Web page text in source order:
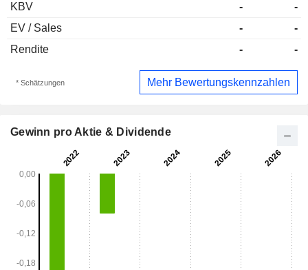
KBV
-
-
EV / Sales
-
-
Rendite
- -
* Schätzungen Mehr Bewertungskennzahlen
Gewinn pro Aktie & Dividende